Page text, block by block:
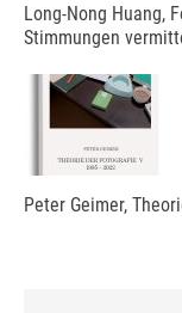
Long-Nong Huang,
Stimmungen
Peter Geimer,